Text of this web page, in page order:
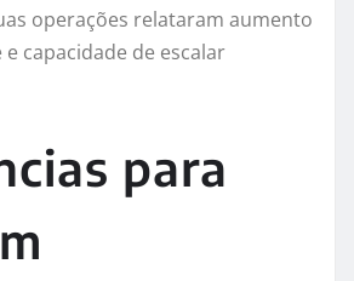
operações relataram aumento
capacidade de escalar
para